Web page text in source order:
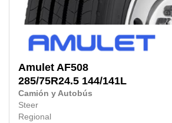
Amulet AF508
285/75R24.5 144/141L
Camión y Autobús
Steer
Regional